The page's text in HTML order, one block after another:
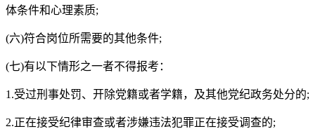
体条件和心理素质;
(六)符合岗位所需要的其他条件;
(七)有以下情形之一者不得报考：
1.受过刑事处罚、开除党籍或者学籍，及其他党纪政务处分的;
2.正在接受纪律审查或者涉嫌违法犯罪正在接受调查的;